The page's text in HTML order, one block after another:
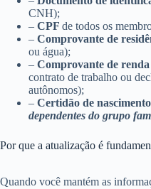
CNH);
– CPF de todos os
– Comprovante de
ou água);
– Comprovante de
contrato de trabalho ou
autônomos);
– Certidão de
dependentes do grupo
Por que a atualização é
Quando você mantém as